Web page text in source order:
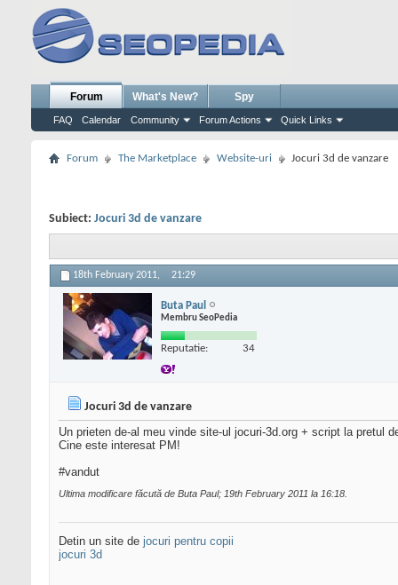
Forum
FAQ Calendar Community Forum Actions Quick Links
What's New? Spy
Forum The Marketplace Website-uri Jocuri 3d de vanzare
Subiect: Jocuri 3d de vanzare
18th February 2011, 21:29
Buta Paul
Membru SeoPedia
Reputatie: 34
Jocuri 3d de vanzare
Un prieten de-al meu vinde site-ul jocuri-3d.org + script la pretul
Cine este interesat PM!
#vandut
Ultima modificare făcută de Buta Paul; 19th February 2011 la 16:18
Detin un site de jocuri pentru copii
jocuri 3d